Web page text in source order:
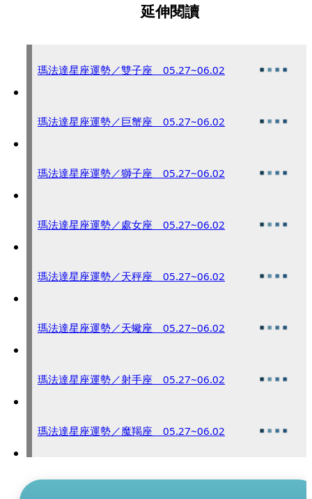
延伸閱讀
瑪法達星座運勢／雙子座 05.27~06.02
瑪法達星座運勢／巨蟹座 05.27~06.02
瑪法達星座運勢／獅子座 05.27~06.02
瑪法達星座運勢／處女座 05.27~06.02
瑪法達星座運勢／天秤座 05.27~06.02
瑪法達星座運勢／天蠍座 05.27~06.02
瑪法達星座運勢／射手座 05.27~06.02
瑪法達星座運勢／魔羯座 05.27~06.02